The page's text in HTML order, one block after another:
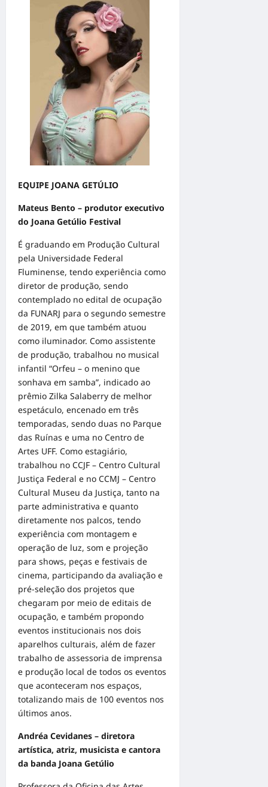
EQUIPE JOANA GETÚLIO
Mateus Bento – produtor executivo
do Joana Getúlio Festival
É graduando em Produção Cultural
pela Universidade Federal
Fluminense, tendo experiência como
diretor de produção, sendo
contemplado no edital de ocupação
da FUNARJ para o segundo semestre
de 2019, em que também atuou
como iluminador. Como assistente
de produção, trabalhou no musical
infantil “Orfeu – o menino que
sonhava em samba”, indicado ao
prêmio Zilka Salaberry de melhor
espetáculo, encenado em três
temporadas, sendo duas no Parque
das Ruínas e uma no Centro de
Artes UFF. Como estagiário,
trabalhou no CCJF – Centro Cultural
Justiça Federal e no CCMJ – Centro
Cultural Museu da Justiça, tanto na
parte administrativa e quanto
diretamente nos palcos, tendo
experiência com montagem e
operação de luz, som e projeção
para shows, peças e festivais de
cinema, participando da avaliação e
pré-seleção dos projetos que
chegaram por meio de editais de
ocupação, e também propondo
eventos institucionais nos dois
aparelhos culturais, além de fazer
trabalho de assessoria de imprensa
e produção local de todos os eventos
que aconteceram nos espaços,
totalizando mais de 100 eventos nos
últimos anos.
Andréa Cevidanes – diretora
artística, atriz, musicista e cantora
da banda Joana Getúlio